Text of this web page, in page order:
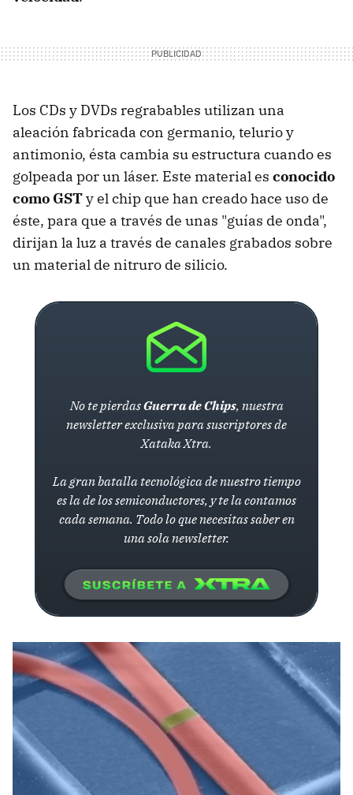
Los CDs y DVDs regrabables utilizan una
aleación fabricada con germanio, telurio y
antimonio, ésta cambia su estructura cuando es
golpeada por un láser. Este material es conocido
como GSTy el chip que han creado hace uso de
éste, para que a través de unas "guías de onda",
dirijan la luz a través de canales grabados sobre
un material de nitruro de silicio.
No te pierdasGuerra de Chips, nuestra
newsletter exclusiva para suscriptores de
Xataka Xtra.
La gran batalla tecnológica de nuestro tiempo
es la de los semiconductores, y te la contamos
cada semana. Todo lo que necesitas saber en
una sola newsletter.